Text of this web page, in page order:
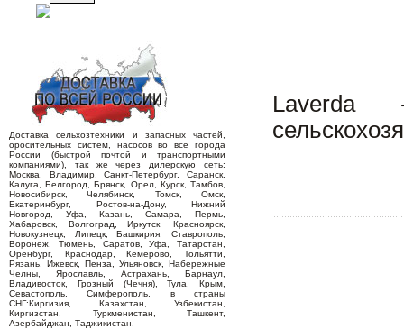
Доставка сельхозтехники и запасных частей,
оросительных систем, насосов во все города
России (быстрой почтой и транспортными
компаниями), так же через дилерскую сеть:
Москва, Владимир, Санкт-Петербург, Саранск,
Калуга, Белгород, Брянск, Орел, Курск, Тамбов,
Новосибирск, Челябинск, Томск, Омск,
Екатеринбург, Ростов-на-Дону, Нижний
Новгород, Уфа, Казань, Самара, Пермь,
Хабаровск, Волгоград, Иркутск, Красноярск,
Новокузнецк, Липецк, Башкирия, Ставрополь,
Воронеж, Тюмень, Саратов, Уфа, Татарстан,
Оренбург, Краснодар, Кемерово, Тольятти,
Рязань, Ижевск, Пенза, Ульяновск, Набережные
Челны, Ярославль, Астрахань, Барнаул,
Владивосток, Грозный (Чечня), Тула, Крым,
Севастополь, Симферополь, в страны
СНГ:Киргизия, Казахстан, Узбекистан,
Киргизстан, Туркменистан, Ташкент,
Азербайджан, Таджикистан.
Laverda